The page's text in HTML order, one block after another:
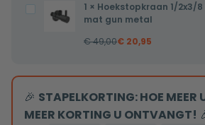
zonder
overloop
Hoekstopkraan
1/2x3/8
rozet
mat
gun
1 × Hoekstopkraan 1/2x3/
mat gun metal
€49,00€ 20,95
🎉 STAPELKORTING: HOE MEER
MEER KORTING U ONTVANGT!